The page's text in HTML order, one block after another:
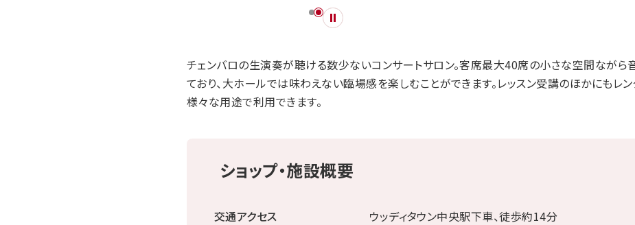
チェンバロの生演奏が聴ける数少ないコンサートサロン。客席最大40席の小さな空間ながら
ており、大ホールでは味わえない臨場感を楽しむことができます。レッスン受講のほかにもレン
様々な用途で利用できます。
ショップ・施設概要
交通アクセス ウッディタウン中央駅下車、徒歩約14分